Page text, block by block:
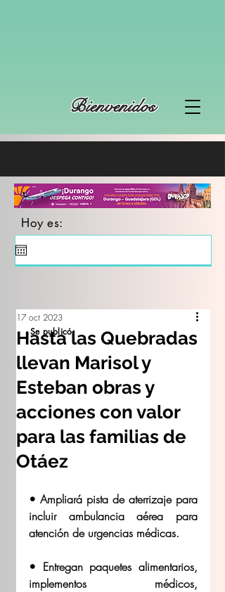
Bienvenidos
Hoy es:
Hasta las Quebradas
llevan Marisol y
Esteban obras y
acciones con valor
para las familias de
Otáez
17 oct 2023
• Ampliará pista de aterrizaje para
incluir ambulancia aérea para
atención de urgencias médicas.
• Entregan paquetes alimentarios,
implementos médicos,
Se publicó: